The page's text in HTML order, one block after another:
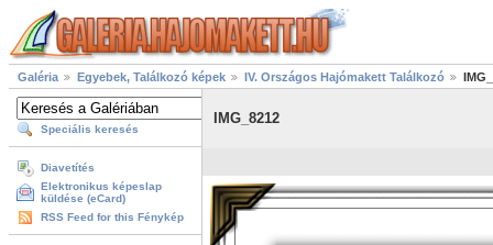
Galéria Egyebek, Találkozó képek IV. Országos Hajómakett Találkozó
Speciális keresés
Diavetítés
Elektronikus képeslap
küldése (eCard)
RSS Feed for this Fénykép
IMG_8212